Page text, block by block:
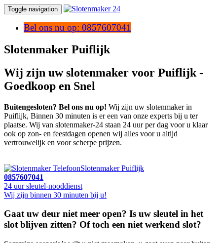
Toggle navigation
Bel ons nu op: 0857607041
Slotenmaker Puiflijk
Wij zijn uw slotenmaker voor Puiflijk -
Goedkoop en Snel
Buitengesloten? Bel ons nu op! Wij zijn uw slotenmaker in
Puiflijk, Binnen 30 minuten is er een van onze experts bij u ter
plaatse. Wij van slotenmaker-24 staan 24 uur per dag voor u klaar
ook op zon- en feestdagen openen wij alles voor u altijd
vertrouwelijk en voor scherpe prijzen.
Slotenmaker Puiflijk
0857607041
24 uur sleutel-nooddienst
Wij zijn binnen 30 minuten bij u!
Gaat uw deur niet meer open? Is uw sleutel in het
slot blijven zitten? Of toch een niet werkend slot?